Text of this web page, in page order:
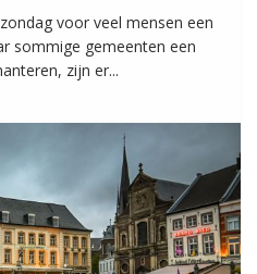
voor veel mensen een
sommige gemeenten een
zijn er...